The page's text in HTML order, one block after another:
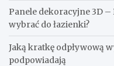
Panele dekoracyjne 3D –
wybrać do łazienki?
Jaką kratkę odpływową
podpowiadają